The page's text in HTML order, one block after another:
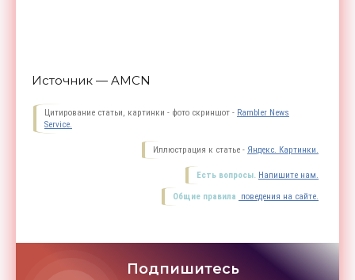
Источник — AMCN
Цитирование статьи, картинки - фото скриншот - Rambler News
Service.
Иллюстрация к статье - Яндекс. Картинки.
Есть вопросы. Напишите нам.
Общие правила поведения на сайте.
Подпишитесь